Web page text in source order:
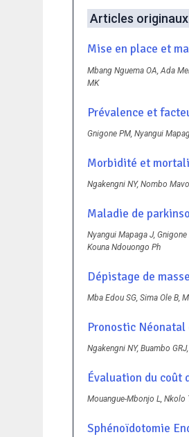
Articles originaux
Mise en place et
Mbang Nguema OA, Ada
MK
Prévalence et
Gnigone PM, Nyangui
Morbidité et
Ngakengni NY, Nombo
Maladie de
Nyangui Mapaga J,
Kouna Ndouongo Ph
Dépistage de
Mba Edou SG, Sima Ole B,
Pronostic
Ngakengni NY, Buambo
Évaluation du coût
Mouangue-Mbonjo L, Nkolo
Sphénoïdotomie